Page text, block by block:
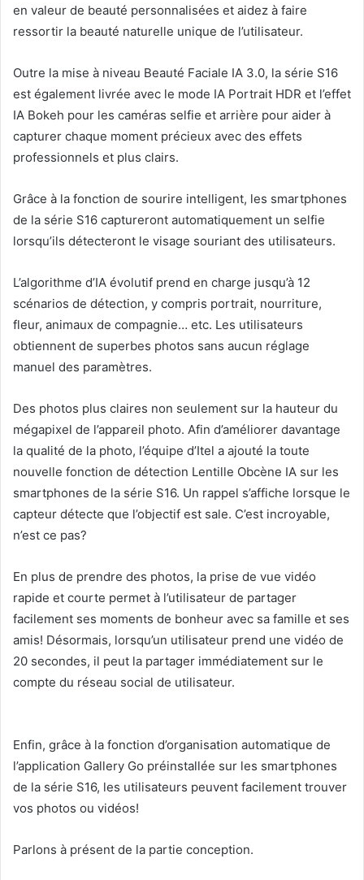
en valeur de beauté personnalisées et aidez à faire
ressortir la beauté naturelle unique de l’utilisateur.
Outre la mise à niveau Beauté Faciale IA 3.0, la série S16
est également livrée avec le mode IA Portrait HDR et l’effet
IA Bokeh pour les caméras selfie et arrière pour aider à
capturer chaque moment précieux avec des effets
professionnels et plus clairs.
Grâce à la fonction de sourire intelligent, les smartphones
de la série S16 captureront automatiquement un selfie
lorsqu’ils détecteront le visage souriant des utilisateurs.
L’algorithme d’IA évolutif prend en charge jusqu’à 12
scénarios de détection, y compris portrait, nourriture,
fleur, animaux de compagnie… etc. Les utilisateurs
obtiennent de superbes photos sans aucun réglage
manuel des paramètres.
Des photos plus claires non seulement sur la hauteur du
mégapixel de l’appareil photo. Afin d’améliorer davantage
la qualité de la photo, l’équipe d’Itel a ajouté la toute
nouvelle fonction de détection Lentille Obcène IA sur les
smartphones de la série S16. Un rappel s’affiche lorsque le
capteur détecte que l’objectif est sale. C’est incroyable,
n’est ce pas?
En plus de prendre des photos, la prise de vue vidéo
rapide et courte permet à l’utilisateur de partager
facilement ses moments de bonheur avec sa famille et ses
amis! Désormais, lorsqu’un utilisateur prend une vidéo de
20 secondes, il peut la partager immédiatement sur le
compte du réseau social de utilisateur.
Enfin, grâce à la fonction d’organisation automatique de
l’application Gallery Go préinstallée sur les smartphones
de la série S16, les utilisateurs peuvent facilement trouver
vos photos ou vidéos!
Parlons à présent de la partie conception.